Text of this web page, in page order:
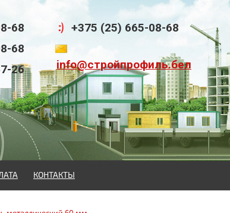
68
68
26
+375 (25) 665-08-68
info@стройпрофиль.бел
КОНТАКТЫ